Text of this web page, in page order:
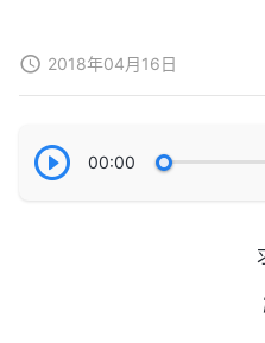
2018年04月16日
00:00